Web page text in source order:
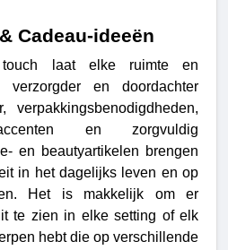
Cadeau-ideeën
laat elke ruimte en
verzorgder en doordachter
verpakkingsbenodigdheden,
en zorgvuldig
en beautyartikelen brengen
in het dagelijks leven en op
Het is makkelijk om er
te zien in elke setting of elk
hebt die op verschillende